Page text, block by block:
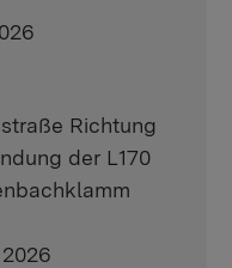
Richtung
der L170